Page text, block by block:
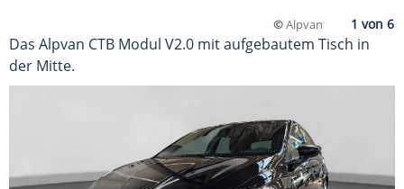
©Alpvan
Das Alpvan CTB Modul V2.0 mit aufgebautem Tisch in
der Mitte.